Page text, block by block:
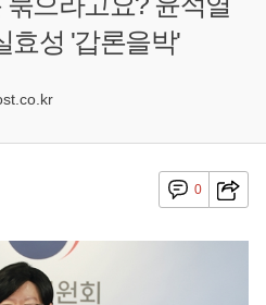
효성 '갑론을박'
0